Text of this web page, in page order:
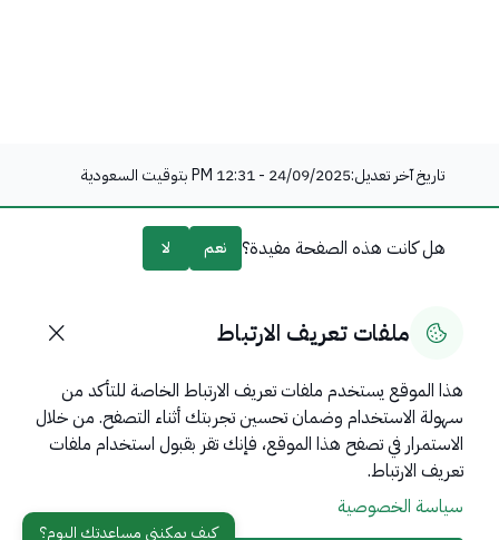
تاريخ آخر تعديل:24/09/2025 - 12:31 PM بتوقيت السعودية
هل كانت هذه الصفحة مفيدة؟ نعم لا
روابط مهمة
عن المملكة
عن الوزارة
ملفات تعريف الارتباط
هذا الموقع يستخدم ملفات تعريف الارتباط الخاصة للتأكد من
سهولة الاستخدام وضمان تحسين تجربتك أثناء التصفح. من خلال
الاستمرار في تصفح هذا الموقع، فإنك تقر بقبول استخدام ملفات
تعريف الارتباط.
سياسة الخصوصية